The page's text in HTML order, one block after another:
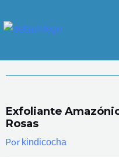
al
Exfoliante
Rosas
Por kindicocha